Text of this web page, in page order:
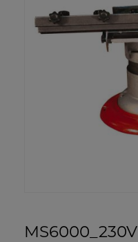
MS6000_230V